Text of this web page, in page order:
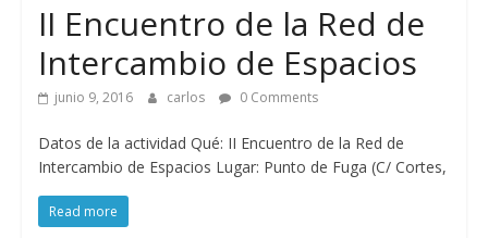
II Encuentro de la Red de
Intercambio de Espacios
junio 9, 2016 carlos 0 Comments
Datos de la actividad Qué: II Encuentro de la Red de
Intercambio de Espacios Lugar: Punto de Fuga (C/ Cortes,
Read more